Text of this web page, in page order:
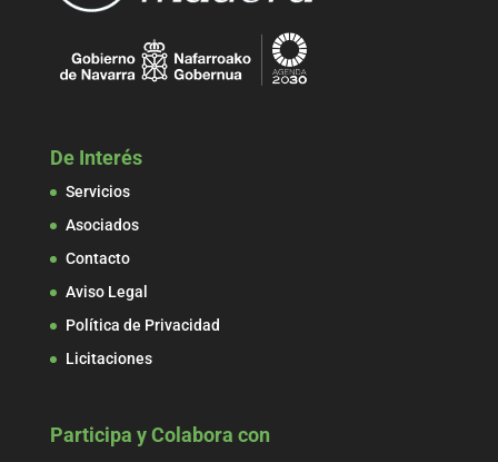
De Interés
Servicios
Asociados
Contacto
Aviso Legal
Política de Privacidad
Licitaciones
Participa y Colabora con